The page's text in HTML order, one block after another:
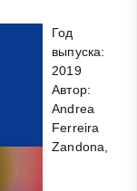
Год
выпуска:
2019
Автор:
Andrea
Ferreira
Zandona,